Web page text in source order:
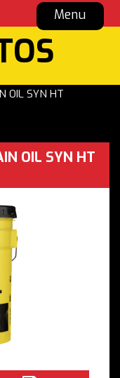
Menu
OIL SYN HT
OIL SYN HT